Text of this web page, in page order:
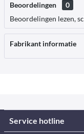
Beoordelingen
0
Beoordelingen lezen,
Fabrikant informatie
Service hotline